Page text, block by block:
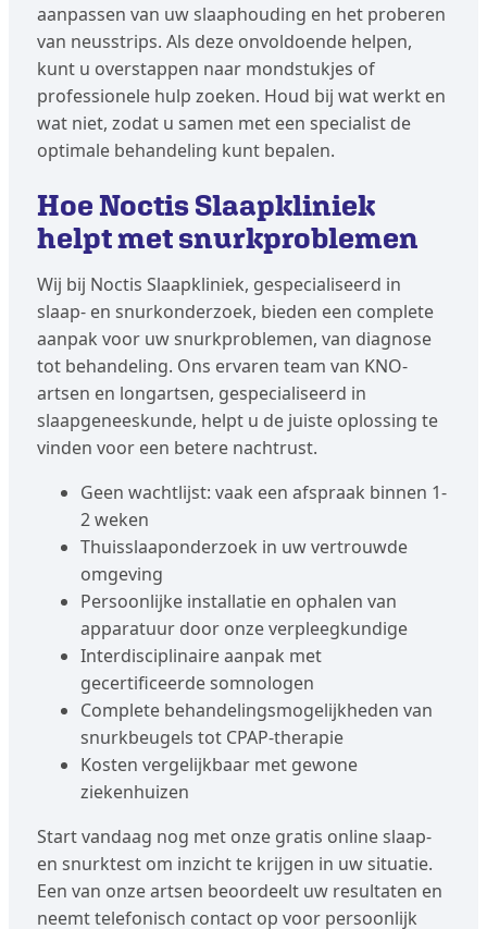
aanpassen van uw slaaphouding en het proberen
van neusstrips. Als deze onvoldoende helpen,
kunt u overstappen naar mondstukjes of
professionele hulp zoeken. Houd bij wat werkt en
wat niet, zodat u samen met een specialist de
optimale behandeling kunt bepalen.
Hoe Noctis Slaapkliniek
helpt met snurkproblemen
Wij bij Noctis Slaapkliniek, gespecialiseerd in
slaap- en snurkonderzoek, bieden een complete
aanpak voor uw snurkproblemen, van diagnose
tot behandeling. Ons ervaren team van KNO-
artsen en longartsen, gespecialiseerd in
slaapgeneeskunde, helpt u de juiste oplossing te
vinden voor een betere nachtrust.
Geen wachtlijst: vaak een afspraak binnen 1-
2 weken
Thuisslaaponderzoek in uw vertrouwde
omgeving
Persoonlijke installatie en ophalen van
apparatuur door onze verpleegkundige
Interdisciplinaire aanpak met
gecertificeerde somnologen
Complete behandelingsmogelijkheden van
snurkbeugels tot CPAP-therapie
Kosten vergelijkbaar met gewone
ziekenhuizen
Start vandaag nog met onze gratis online slaap-
en snurktest om inzicht te krijgen in uw situatie.
Een van onze artsen beoordeelt uw resultaten en
neemt telefonisch contact op voor persoonlijk